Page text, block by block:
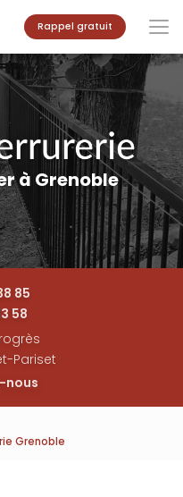
Rappel gratuit
à Grenoble
85
58
Pariset
nous
Grenoble